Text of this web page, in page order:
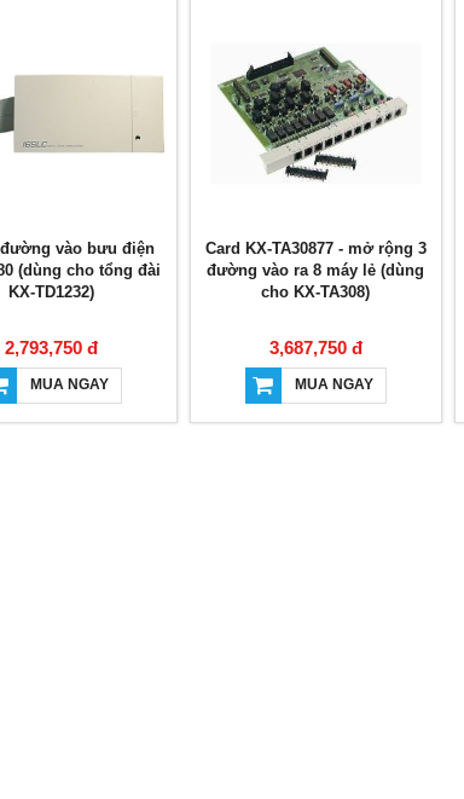
vào bưu điện
(dùng cho tổng đài
KX-TD1232)
2,793,750 đ
MUA NGAY
Card KX-TA30877 - mở rộng 3
đường vào ra 8 máy lẻ (dùng
cho KX-TA308)
3,687,750 đ
MUA NGAY